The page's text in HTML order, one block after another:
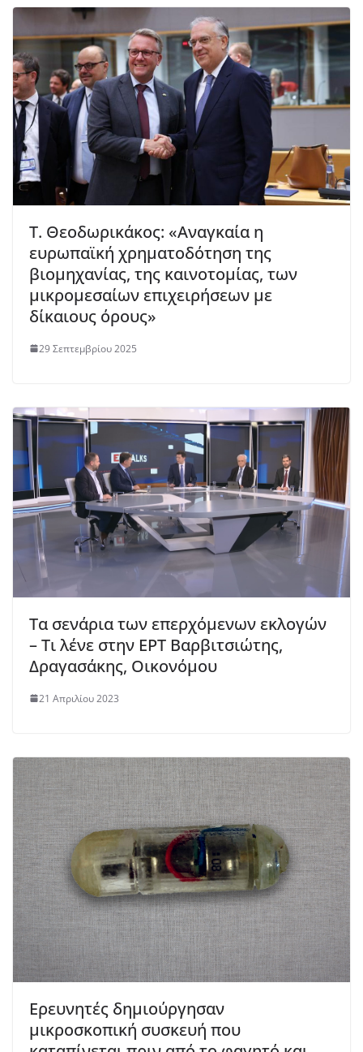
Τ. Θεοδωρικάκος: «Αναγκαία η
ευρωπαϊκή χρηματοδότηση της
βιομηχανίας, της καινοτομίας, των
μικρομεσαίων επιχειρήσεων με
δίκαιους όρους»
29 Σεπτεμβρίου 2025
Τα σενάρια των επερχόμενων εκλογών
– Τι λένε στην ΕΡΤ Βαρβιτσιώτης,
Δραγασάκης, Οικονόμου
21 Απριλίου 2023
Ερευνητές δημιούργησαν
μικροσκοπική συσκευή που